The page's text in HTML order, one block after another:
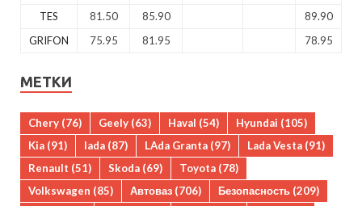
TES
81.50 85.90
89.90
GRIFON
75.95 81.95 78.95
МЕТКИ
Chery (76) Geely (63) Haval (54) Hyundai (105)
Kia (91) lada (87) LAda Granta (97) Lada Vesta (91)
Renault (51) Skoda (69) Toyota (78)
Volkswagen (85) Автоваз (706) Безопасность (209)